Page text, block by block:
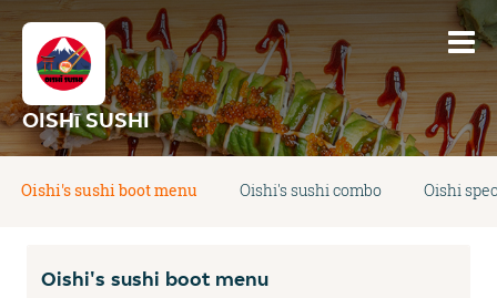
OISHī SUSHI
Oishi's sushi boot menu Oishi's sushi combo Oishi
Oishi's sushi boot menu